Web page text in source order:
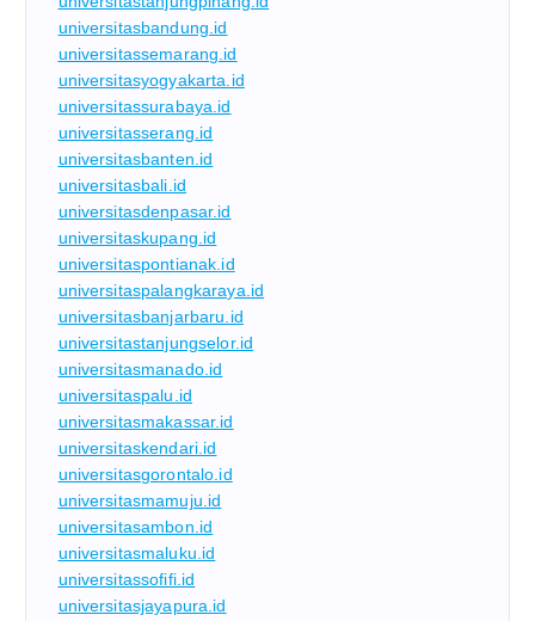
universitasbandung.id
universitassemarang.id
universitasyogyakarta.id
universitassurabaya.id
universitasserang.id
universitasbanten.id
universitasbali.id
universitasdenpasar.id
universitaskupang.id
universitaspontianak.id
universitaspalangkaraya.id
universitasbanjarbaru.id
universitastanjungselor.id
universitasmanado.id
universitaspalu.id
universitasmakassar.id
universitaskendari.id
universitasgorontalo.id
universitasmamuju.id
universitasambon.id
universitasmaluku.id
universitassofifi.id
universitasjayapura.id